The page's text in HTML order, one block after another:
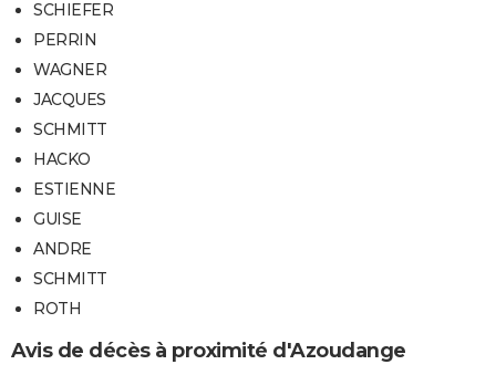
SCHIEFER
PERRIN
WAGNER
JACQUES
SCHMITT
HACKO
ESTIENNE
GUISE
ANDRE
SCHMITT
ROTH
Avis de décès à proximité d'Azoudange